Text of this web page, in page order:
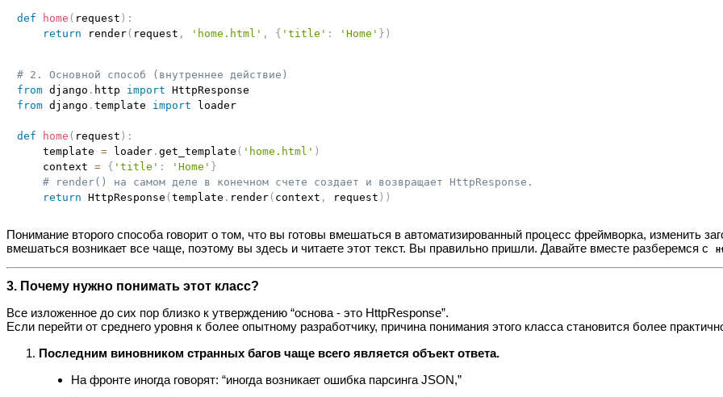
def home ( request ) :
return render( request , 'home.html' , { 'title' : 'Home' } )
# 2. Основной способ (внутреннее действие)
from django . http import
from django . template import loader
def home ( request ) :
    template
= loader. get_template ( 'home.html' )
    context
= { 'title' : 'Home' }
# render() на самом деле в конечном счете создает и возвращает HttpResponse.
return HttpResponse (template . render( context , request ) )
Понимание второго способа говорит о том, что вы готовы вмешаться в автоматизированный процесс фреймворка, изменить
вмешаться возникает все чаще, поэтому вы здесь и читаете этот текст. Вы правильно пришли. Давайте вместе разберемся с
3. Почему нужно понимать этот класс?
Все изложенное до сих пор близко к утверждению “основа - это HttpResponse”.
Если перейти от среднего уровня к более опытному разработчику, причина понимания этого класса становится более
Последним виновником странных багов чаще всего является объект ответа.
На фронте иногда говорят: “иногда возникает ошибка парсинга JSON,”